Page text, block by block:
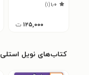
۱٫۰(۱)
۱۲۵,۰۰۰ ت
کتاب‌های نویل استلی